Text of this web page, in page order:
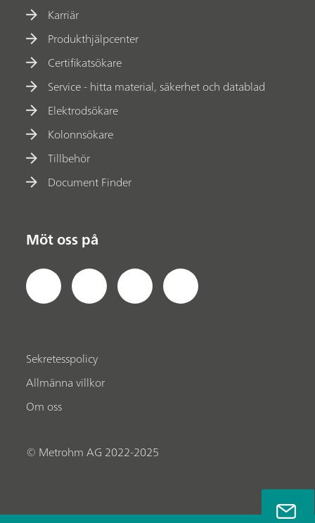
Karriär
Produkthjälpcenter
Certifikatsökare
Service - hitta material, säkerhet och datablad
Elektrodsökare
Kolonnsökare
Tillbehör
Document Finder
Möt oss på
Sekretesspolicy
Allmänna villkor
Om oss
© Metrohm AG 2022-2025